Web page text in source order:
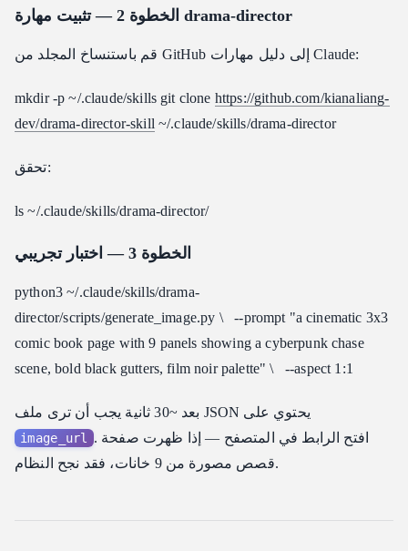
الخطوة 2 — تثبيت مهارة drama-director
قم باستنساخ المجلد من GitHub إلى دليل مهارات Claude:
mkdir -p ~/.claude/skills git clone https://github.com/kianaliang-
dev/drama-director-skill ~/.claude/skills/drama-director
تحقق:
ls ~/.claude/skills/drama-director/
الخطوة 3 — اختبار تجريبي
python3 ~/.claude/skills/drama-
director/scripts/generate_image.py \ --prompt "a cinematic 3x3
comic book page with 9 panels showing a cyberpunk chase
scene, bold black gutters, film noir palette" \ --aspect 1:1
بعد ~30 ثانية يجب أن ترى ملف JSON يحتوي على
image_url
. افتح الرابط في المتصفح — إذا ظهرت صفحة
قصص مصورة من 9 خانات، فقد نجح النظام.